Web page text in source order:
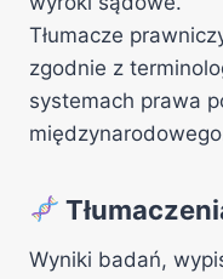
Tłumacze
zgodnie z
systemach prawa
Wyniki badań,